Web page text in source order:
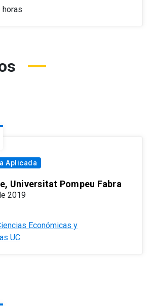
horas
Aplicada
Universitat Pompeu Fabra
2019
Económicas y
UC